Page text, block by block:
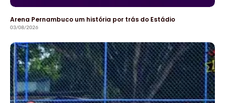
Arena Pernambuco um história por trás do Estádio
03/08/2026